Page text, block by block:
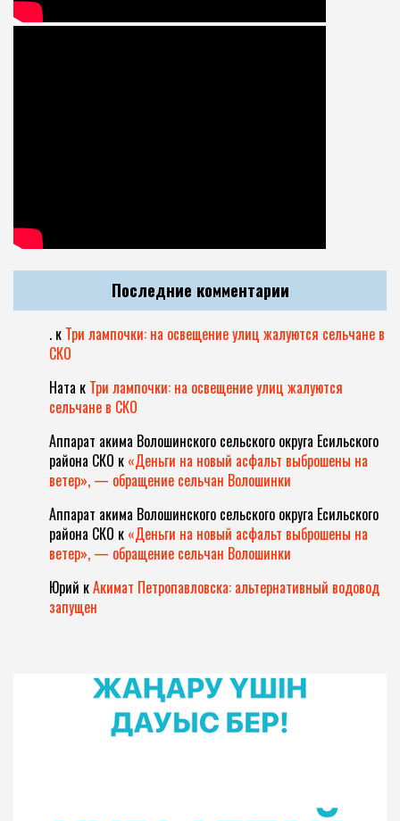
Последние комментарии
. к Три лампочки: на освещение улиц жалуются сельчане в
СКО
Ната к Три лампочки: на освещение улиц жалуются
сельчане в СКО
Аппарат акима Волошинского сельского округа Есильского
района СКО к «Деньги на новый асфальт выброшены на
ветер», — обращение сельчан Волошинки
Аппарат акима Волошинского сельского округа Есильского
района СКО к «Деньги на новый асфальт выброшены на
ветер», — обращение сельчан Волошинки
Юрий кАкимат Петропавловска: альтернативный водовод
запущен